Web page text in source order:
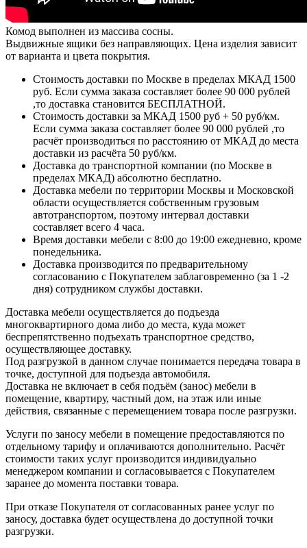
Комод выполнен из массива сосны.
Выдвижные ящики без направляющих. Цена изделия зависит
от варианта и цвета покрытия.
Стоимость доставки по Москве в пределах МКАД 1500
руб. Если сумма заказа составляет более 90 000 рублей
,то доставка становится БЕСПЛАТНОЙ.
Стоимость доставки за МКАД 1500 руб + 50 руб/км.
Если сумма заказа составляет более 90 000 рублей ,то
расчёт производиться по расстоянию от МКАД до места
доставки из расчёта 50 руб/км.
Доставка до транспортной компании (по Москве в
пределах МКАД) абсолютно бесплатно.
Доставка мебели по территории Москвы и Московской
области осуществляется собственным грузовым
автотранспортом, поэтому интервал доставки
составляет всего 4 часа.
Время доставки мебели с 8:00 до 19:00 ежедневно, кроме
понедельника.
Доставка производится по предварительному
согласованию с Покупателем заблаговременно (за 1 -2
дня) сотрудником службы доставки.
Доставка мебели осуществляется до подъезда
многоквартирного дома либо до места, куда может
беспрепятственно подъехать транспортное средство,
осуществляющее доставку.
Под разгрузкой в данном случае понимается передача товара в
точке, доступной для подъезда автомобиля.
Доставка не включает в себя подъём (занос) мебели в
помещение, квартиру, частный дом, на этаж или иные
действия, связанные с перемещением товара после разгрузки.
Услуги по заносу мебели в помещение предоставляются по
отдельному тарифу и оплачиваются дополнительно. Расчёт
стоимости таких услуг производится индивидуально
менеджером компании и согласовывается с Покупателем
заранее до момента поставки товара.
При отказе Покупателя от согласованных ранее услуг по
заносу, доставка будет осуществлена до доступной точки
разгрузки.